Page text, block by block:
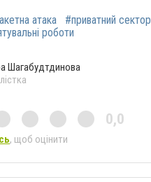
атака #приватний сектор
роботи
Шагабудтдинова
0,0
, щоб оцінити